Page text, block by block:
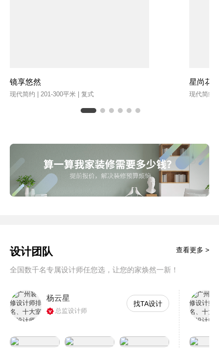
镜享悠然
现代简约 | 201-300平米 | 复式
星尚花
现代简约
设计团队
全国数千名专属设计师任您选，让您的家焕然一新！
查看更多 >
杨云星
总监设计师
找TA设计